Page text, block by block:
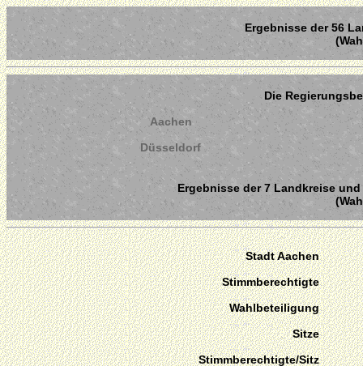
Ergebnisse der 56
Die
Aachen
Düsseldorf
Ergebnisse der 7 Landkreise
Stadt Aachen
Stimmberechtigte
Wahlbeteiligung
Sitze
Stimmberechtigte/Sitz